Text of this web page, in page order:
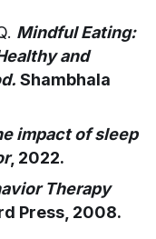
Mindful Eating:
and
Shambhala
impact of sleep
, 2022.
Therapy
Press, 2008.